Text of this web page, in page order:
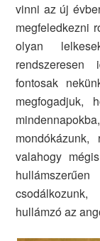
vinni az új
megfeledkezni
olyan
fontosak
megfogadjuk,
valahogy
hullámzó az